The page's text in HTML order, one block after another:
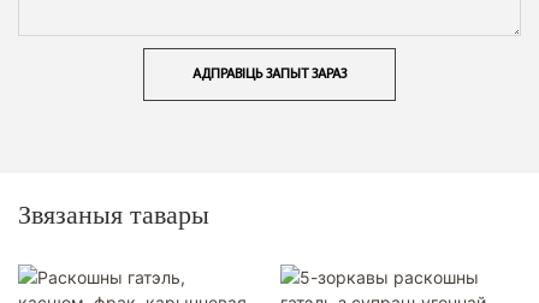
АДПРАВІЦЬ ЗАПЫТ ЗАРАЗ
Звязаныя тавары